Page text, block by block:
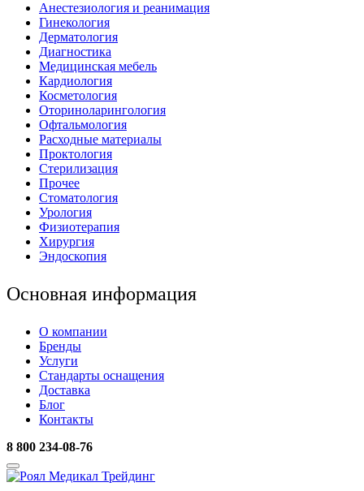
Анестезиология и реанимация
Гинекология
Дерматология
Диагностика
Медицинская мебель
Кардиология
Косметология
Оториноларингология
Офтальмология
Расходные материалы
Проктология
Стерилизация
Прочее
Стоматология
Урология
Физиотерапия
Хирургия
Эндоскопия
Основная информация
О компании
Бренды
Услуги
Стандарты оснащения
Доставка
Блог
Контакты
8 800 234-08-76